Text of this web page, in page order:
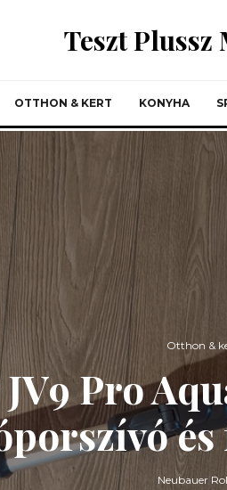
Teszt Plussz
OTTHON & KERT KONYHA
Otthon &
Pro
és
Neubauer